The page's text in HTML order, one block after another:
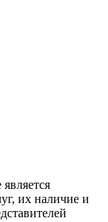
их наличие и